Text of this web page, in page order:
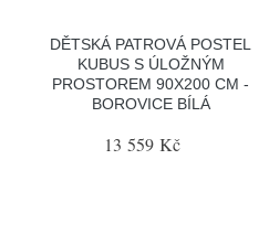
DĚTSKÁ PATROVÁ POSTEL
KUBUS S ÚLOŽNÝM
PROSTOREM 90X200 CM -
BOROVICE BÍLÁ
13 559 Kč